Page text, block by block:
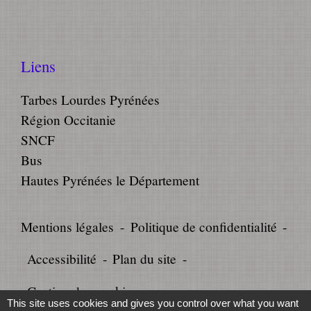
Liens
Tarbes Lourdes Pyrénées
Région Occitanie
SNCF
Bus
Hautes Pyrénées le Département
Mentions légales - Politique de confidentialité -
Accessibilité - Plan du site -
Gestion des cookies
This site uses cookies and gives you control over what you want